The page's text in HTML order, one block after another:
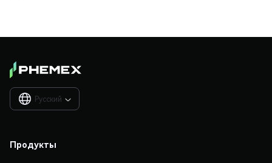
Русский 
Продукты